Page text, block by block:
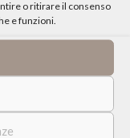
o ritirare il consenso
e funzioni.